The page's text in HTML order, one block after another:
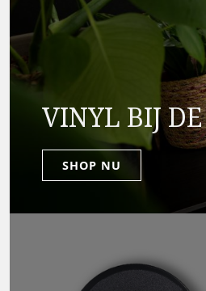
VINYL BIJ
SHOP NU